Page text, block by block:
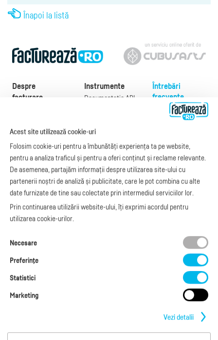
Înapoi la listă
Despre
facturare
Exemple de facturi
Model factură
Manual de
facturare
Legislaţie facturi
Facturare online
blog.factureaza.ro
Instrumente
Documentație API
e-Factura B2C
API e-Factura
e-Transport
Integrare Stripe
Integrare
SmartFintech
Integrare PrestaShop
Întrebări
frecvente
Despre noi
ajutor?
L-V: 09:00 - 17:00
0368 409 233
office@factureaza.ro
Acest site utilizează cookie-uri
Folosim cookie-uri pentru a îmbunătăți experiența ta pe website,
pentru a analiza traficul și pentru a oferi conținut și reclame relevante.
De asemenea, partajăm informații despre utilizarea site-ului cu
partenerii noștri de analiză și publicitate, care le pot combina cu alte
date furnizate de tine sau colectate prin intermediul serviciilor lor.
Prin continuarea utilizării website-ului, îți exprimi acordul pentru
utilizarea cookie-urilor.
Necesare
Preferinţe
Statistici
Marketing
Vezi detalii